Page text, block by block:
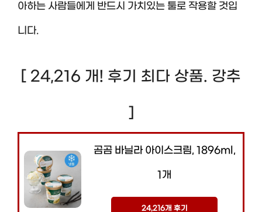
아하는 사람들에게 반드시 가치있는 툴로 작용할 것입
니다.
[ 24,216 개! 후기 최다 상품. 강추
]
곰곰 바닐라 아이스크림, 1896ml,
1개
24,216개 후기